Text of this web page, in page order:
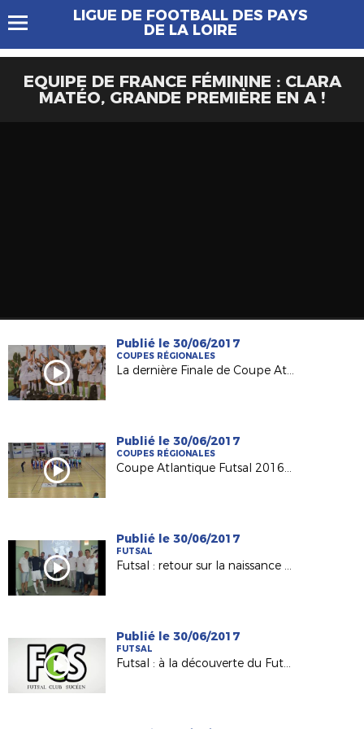
LIGUE DE FOOTBALL DES PAYS
DE LA LOIRE
EQUIPE DE FRANCE FÉMININE : CLARA
MATÉO, GRANDE PREMIÈRE EN A !
Publié le 30/06/2017
COUPES RÉGIONALES
La dernière Finale de Coupe Atlantique Féminine Crédit-Mutuel !
Publié le 30/06/2017
COUPES RÉGIONALES
Coupe Atlantique Futsal 2016-2017 : revivez la finale remportée par Saint Herblain Pépite FC
Publié le 30/06/2017
FUTSAL
Futsal : retour sur la naissance du Nantes Métropole Futsal (D1)
Publié le 30/06/2017
FUTSAL
Futsal : à la découverte du Futsal Club Sucéen (Sucé sur Erdre)